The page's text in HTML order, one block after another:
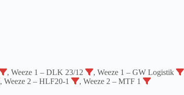
, Weeze 1 – DLK 23/12 , Weeze 1 – GW Logistik
, Weeze 2 – HLF20-1
, Weeze 2 – MTF 1